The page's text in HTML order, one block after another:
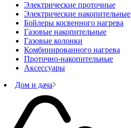
Электрические проточные
Электрические накопительные
Бойлеры косвенного нагрева
Газовые накопительные
Газовые колонки
Комбинированного нагрева
Проточно-накопительные
Аксессуары
Дом и дача